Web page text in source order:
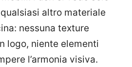
altro materiale
nessuna texture
logo, niente elementi
l’armonia visiva.